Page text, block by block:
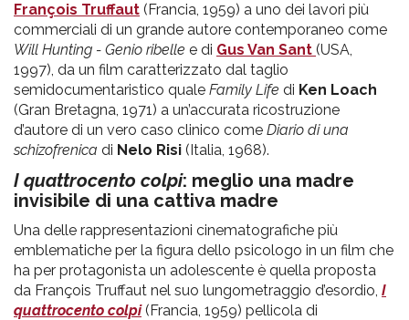
François Truffaut (Francia, 1959) a uno dei lavori più
commerciali di un grande autore contemporaneo come
Will Hunting - Genio ribelle e di Gus Van Sant (USA,
1997), da un film caratterizzato dal taglio
semidocumentaristico quale Family Life di Ken Loach
(Gran Bretagna, 1971) a un’accurata ricostruzione
d’autore di un vero caso clinico come Diario di una
schizofrenica di Nelo Risi (Italia, 1968).
I quattrocento colpi: meglio una madre
invisibile di una cattiva madre
Una delle rappresentazioni cinematografiche più
emblematiche per la figura dello psicologo in un film che
ha per protagonista un adolescente è quella proposta
da François Truffaut nel suo lungometraggio d’esordio, I
quattrocento colpi (Francia, 1959) pellicola di